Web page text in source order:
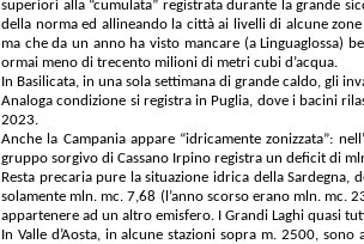
superiori alla “cumulata” registrata durante la grande
della norma ed allineando la città ai livelli di alcune
ma che da un anno ha visto mancare (a Linguaglossa)
ormai meno di trecento milioni di metri cubi d’acqua.
In Basilicata, in una sola settimana di grande caldo, gli
Analoga condizione si registra in Puglia, dove i bacini
2023.
Anche la Campania appare “idricamente zonizzata”:
gruppo sorgivo di Cassano Irpino registra un deficit di
Resta precaria pure la situazione idrica della
solamente mln. mc. 7,68 (l’anno scorso erano mln. mc.
appartenere ad un altro emisfero. I Grandi Laghi quasi
In Valle d’Aosta, in alcune stazioni sopra m. 2500,